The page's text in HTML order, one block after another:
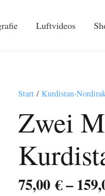
Luftvideos
Start/ Kurdistan-
Zwei
75,00€–